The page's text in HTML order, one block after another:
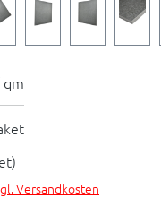
qm
Versandkosten